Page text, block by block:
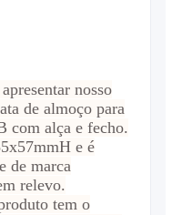
nosso
de almoço para
com alça e fecho.
e é
de marca
relevo.
tem o